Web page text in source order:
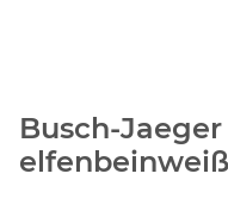
Busch-
elfenbeinweiß